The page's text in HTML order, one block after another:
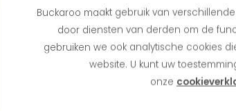
Buckaroo maakt gebruik van
door diensten van derden om de
gebruiken we ook analytische cookies
website. U kunt uw
onze